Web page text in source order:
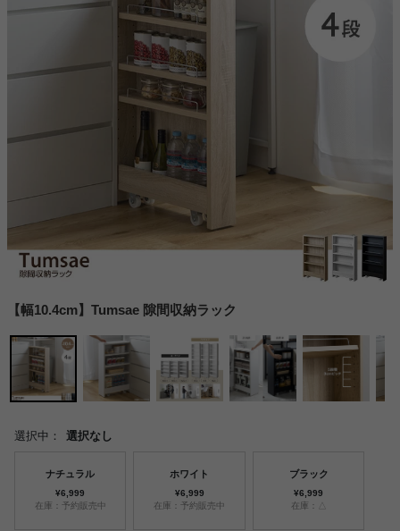
【幅10.4cm】Tumsae 隙間収納ラック
選択中： 選択なし
ナチュラル
¥6,999
在庫：予約販売中
ホワイト
¥6,999
在庫：予約販売中
ブラック
¥6,999
在庫：△